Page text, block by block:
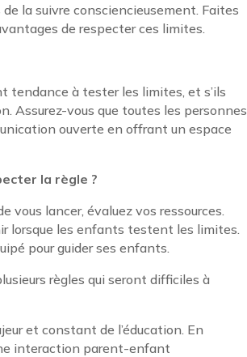
la suivre consciencieusement. Faites
de respecter ces limites.
tendance à tester les limites, et s’ils
Assurez-vous que toutes les personnes
ouverte en offrant un espace
la règle ?
lancer, évaluez vos ressources.
lorsque les enfants testent les limites.
pour guider ses enfants.
règles qui seront difficiles à
et constant de l’éducation. En
interaction parent-enfant